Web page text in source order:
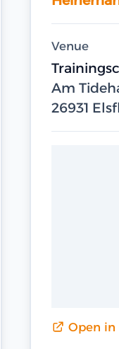
Venue
Am
26931
Open in